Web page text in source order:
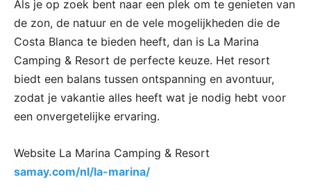
Als je op zoek bent naar een plek om te genieten van
de zon, de natuur en de vele mogelijkheden die de
Costa Blanca te bieden heeft, dan is La Marina
Camping & Resort de perfecte keuze. Het resort
biedt een balans tussen ontspanning en avontuur,
zodat je vakantie alles heeft wat je nodig hebt voor
een onvergetelijke ervaring.
Website La Marina Camping & Resort
samay.com/nl/la-marina/